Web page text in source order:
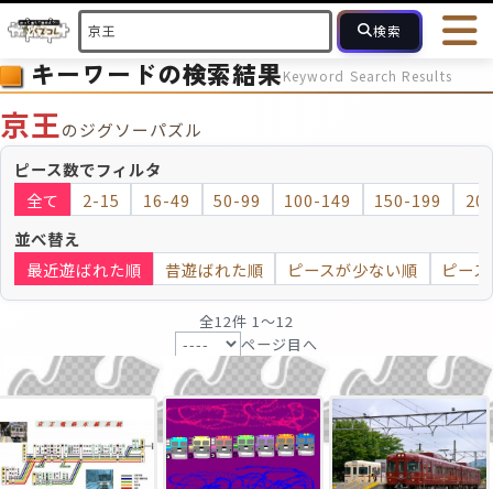
検索
HOME 会員登録
ログイン
最近投稿され
ピース数 2～15 16～49 50～99 100
モザイク モザイクのみ
キーワードの検索結果Keyword Search Results
京王のジグソーパズル
ピース数でフィルタ
全て
2-15 16-49 50-99 100-149 150-199
並べ替え
最近遊ばれた順
昔遊ばれた順 ピースが少ない順 ピー
全12件 1〜12
ページ目へ